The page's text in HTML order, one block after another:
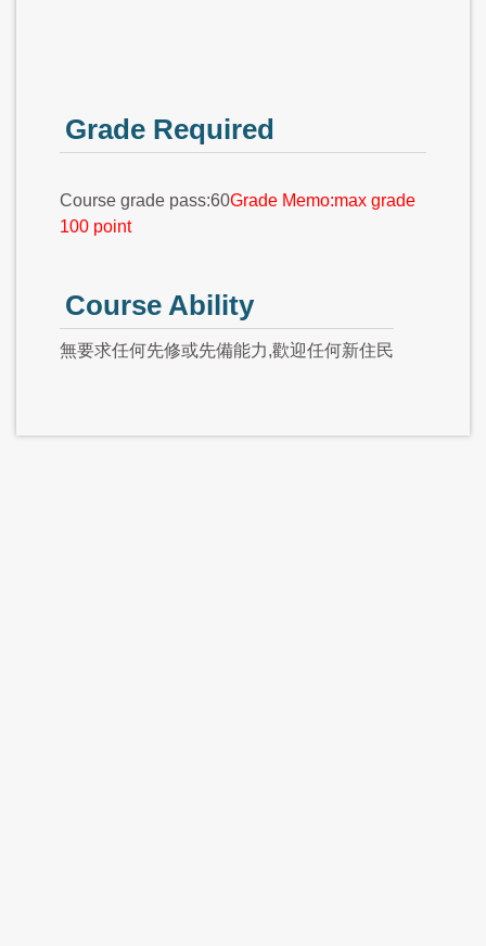
Grade Required
Course grade pass:60Grade Memo:max grade
100 point
Course Ability
無要求任何先修或先備能力,歡迎任何新住民